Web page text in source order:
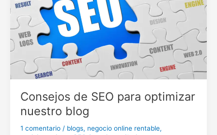
Consejos de SEO para optimizar
nuestro blog
1 comentario / blogs, negocio online rentable,